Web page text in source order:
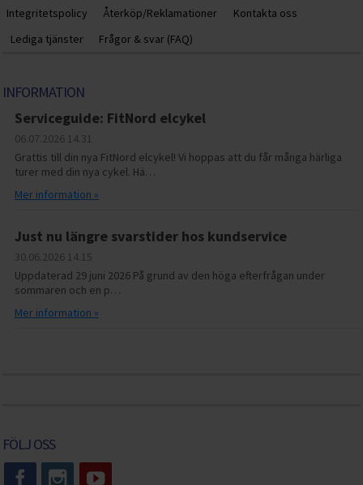
Integritetspolicy
Återköp/Reklamationer
Kontakta oss
Lediga tjänster
Frågor & svar (FAQ)
INFORMATION
Serviceguide: FitNord elcykel
06.07.2026 14.31
Grattis till din nya FitNord elcykel! Vi hoppas att du får många härliga
turer med din nya cykel. Hä…
Mer information »
Just nu längre svarstider hos kundservice
30.06.2026 14.15
Uppdaterad 29 juni 2026 På grund av den höga efterfrågan under
sommaren och en p…
Mer information »
FÖLJ OSS